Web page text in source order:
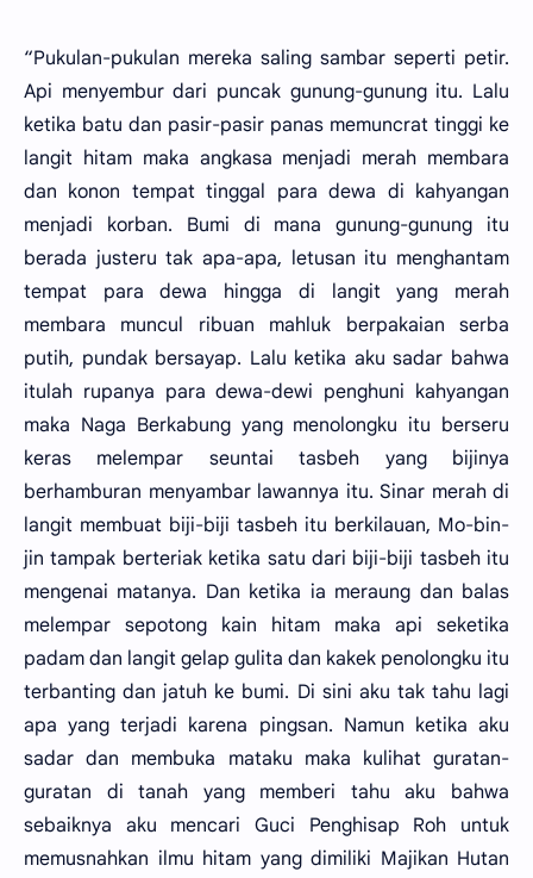
“Pukulan-pukulan mereka saling sambar seperti petir.
Api menyembur dari puncak gunung-gunung itu. Lalu
ketika batu dan pasir-pasir panas memuncrat tinggi ke
langit hitam maka angkasa menjadi merah membara
dan konon tempat tinggal para dewa di kahyangan
menjadi korban. Bumi di mana gunung-gunung itu
berada justeru tak apa-apa, letusan itu menghantam
tempat para dewa hingga di langit yang merah
membara muncul ribuan mahluk berpakaian serba
putih, pundak bersayap. Lalu ketika aku sadar bahwa
itulah rupanya para dewa-dewi penghuni kahyangan
maka Naga Berkabung yang menolongku itu berseru
keras melempar seuntai tasbeh yang bijinya
berhamburan menyambar lawannya itu. Sinar merah di
langit membuat biji-biji tasbeh itu berkilauan, Mo-bin-
jin tampak berteriak ketika satu dari biji-biji tasbeh itu
mengenai matanya. Dan ketika ia meraung dan balas
melempar sepotong kain hitam maka api seketika
padam dan langit gelap gulita dan kakek penolongku itu
terbanting dan jatuh ke bumi. Di sini aku tak tahu lagi
apa yang terjadi karena pingsan. Namun ketika aku
sadar dan membuka mataku maka kulihat guratan-
guratan di tanah yang memberi tahu aku bahwa
sebaiknya aku mencari Guci Penghisap Roh untuk
memusnahkan ilmu hitam yang dimiliki Majikan Hutan